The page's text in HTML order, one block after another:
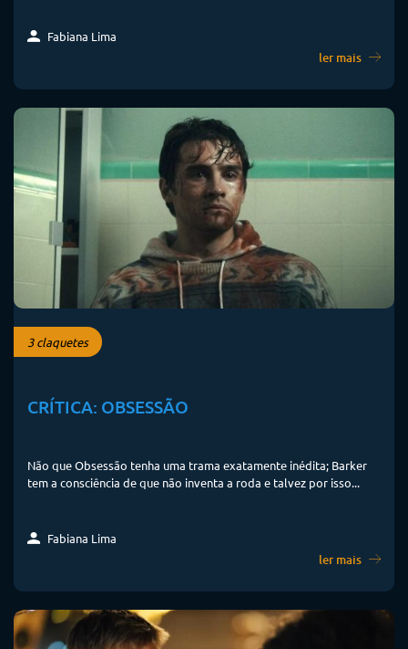
Fabiana Lima
ler mais
3 claquetes
CRÍTICA: OBSESSÃO
Não que Obsessão tenha uma trama exatamente inédita; Barker
tem a consciência de que não inventa a roda e talvez por isso...
Fabiana Lima
ler mais